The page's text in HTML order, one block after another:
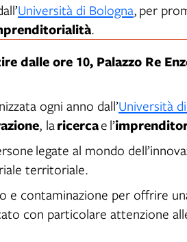
Università di Bologna, per
.
dalle ore 10, Palazzo Re
ogni anno dall’Università
, la ricercae l’
legate al mondo
territoriale.
e contaminazione per offrire
con particolare attenzione